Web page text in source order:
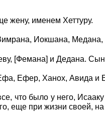
жену, именем Хеттуру.
Иокшана,
[Фемана] и Дедана.
Ефер, Ханох, Авида и
что было у него,
еще при жизни своей,